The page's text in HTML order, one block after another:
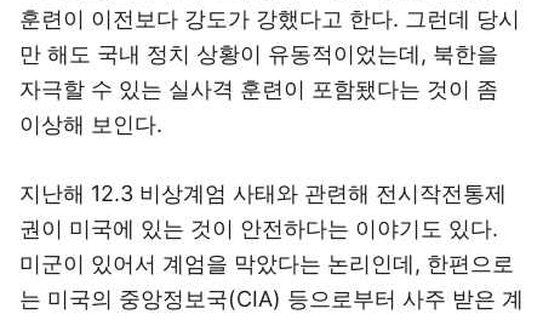
훈련이 이전보다 강도가 강했다고 한다. 그런데 당시
만 해도 국내 정치 상황이 유동적이었는데, 북한을
자극할 수 있는 실사격 훈련이 포함됐다는 것이 좀
이상해 보인다.
지난해 12.3 비상계엄 사태와 관련해 전시작전통제
권이 미국에 있는 것이 안전하다는 이야기도 있다.
미군이 있어서 계엄을 막았다는 논리인데, 한편으로
는 미국의 중앙정보국(CIA) 등으로부터 사주 받은 계